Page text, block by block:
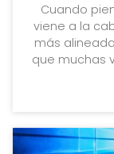
Cuando
viene a la
más
que muchas
mejorar tu
realidad
de la que te